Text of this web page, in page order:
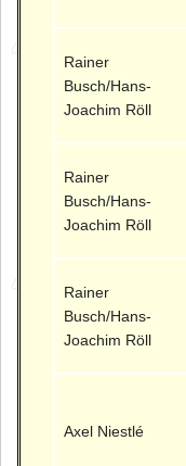
Rainer
Busch/Hans-
Joachim Röll
Rainer
Busch/Hans-
Joachim Röll
Rainer
Busch/Hans-
Joachim Röll
Axel Niestlé